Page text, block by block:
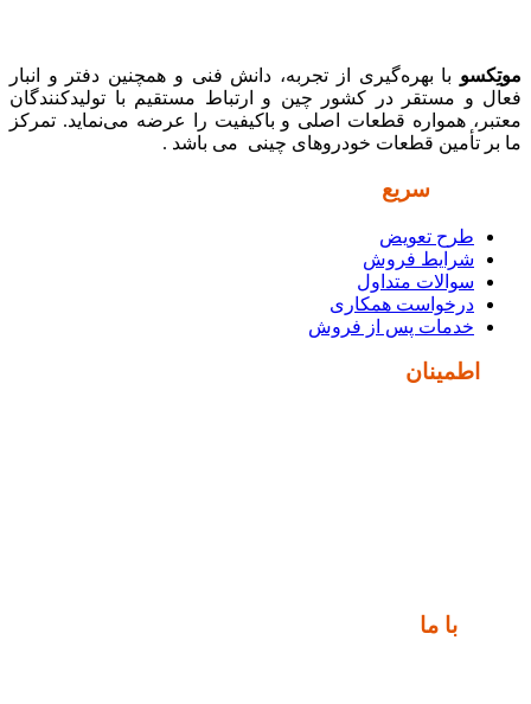
موتِکسو با بهره‌گیری از تجربه، دانش فنی و همچنین دفتر و انبار
فعال و مستقر در کشور چین و ارتباط مستقیم با تولیدکنندگان
معتبر، همواره قطعات اصلی و باکیفیت را عرضه می‌نماید. تمرکز
ما بر تأمین قطعات خودروهای چینی می باشد .
سریع
طرح تعویض
شرایط فروش
سوالات متداول
درخواست همکاری
خدمات پس از فروش
اطمینان
با ما